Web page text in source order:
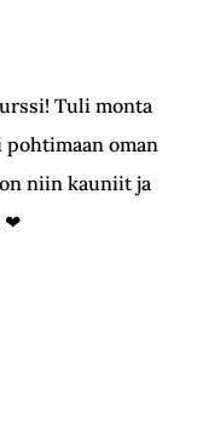
Tuli monta
oman
niin kauniit ja
❤